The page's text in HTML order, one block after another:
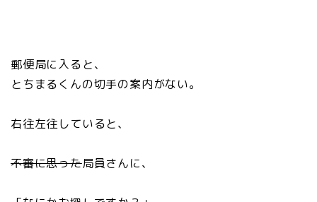
郵便局に入ると、
とちまるくんの切手の案内がない。
右往左往していると、
不審に思った局員さんに、